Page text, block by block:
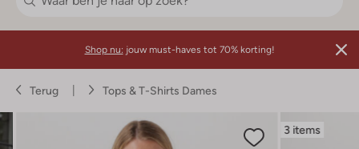
Shop nu: jouw must-haves tot 70% korting!
Terug Tops & T-Shirts Dames
3 items